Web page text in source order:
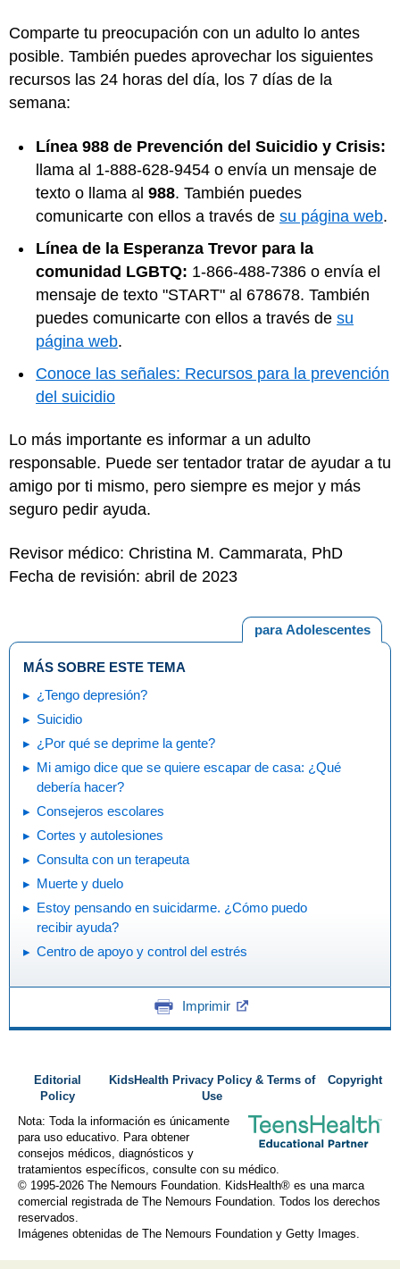
Comparte tu preocupación con un adulto lo antes
posible. También puedes aprovechar los siguientes
recursos las 24 horas del día, los 7 días de la
semana:
Línea 988 de Prevención del Suicidio y Crisis:
llama al 1-888-628-9454 o envía un mensaje de
texto o llama al 988. También puedes
comunicarte con ellos a través de su página web.
Línea de la Esperanza Trevor para la
comunidad LGBTQ: 1-866-488-7386 o envía el
mensaje de texto "START" al 678678. También
puedes comunicarte con ellos a través de su
página web.
Conoce las señales: Recursos para la prevención
del suicidio
Lo más importante es informar a un adulto
responsable. Puede ser tentador tratar de ayudar a tu
amigo por ti mismo, pero siempre es mejor y más
seguro pedir ayuda.
Revisor médico: Christina M. Cammarata, PhD
Fecha de revisión: abril de 2023
para Adolescentes
MÁS SOBRE ESTE TEMA
¿Tengo depresión?
Suicidio
¿Por qué se deprime la gente?
Mi amigo dice que se quiere escapar de casa: ¿Qué
debería hacer?
Consejeros escolares
Cortes y autolesiones
Consulta con un terapeuta
Muerte y duelo
Estoy pensando en suicidarme. ¿Cómo puedo
recibir ayuda?
Centro de apoyo y control del estrés
Imprimir
Editorial
Policy
KidsHealth Privacy Policy & Terms of
Use
Copyright
Nota: Toda la información es únicamente
para uso educativo. Para obtener
consejos médicos, diagnósticos y
tratamientos específicos, consulte con su médico.
© 1995-2026 The Nemours Foundation. KidsHealth® es una marca
comercial registrada de The Nemours Foundation. Todos los derechos
reservados.
Imágenes obtenidas de The Nemours Foundation y Getty Images.